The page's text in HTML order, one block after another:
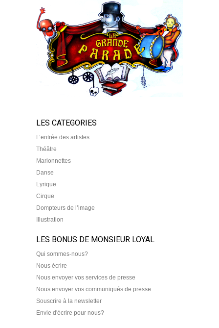
LES CATEGORIES
L’entrée des artistes
Théâtre
Marionnettes
Danse
Lyrique
Cirque
Dompteurs de l’image
Illustration
LES BONUS DE MONSIEUR LOYAL
Qui sommes-nous?
Nous écrire
Nous envoyer vos services de presse
Nous envoyer vos communiqués de presse
Souscrire à la newsletter
Envie d'écrire pour nous?